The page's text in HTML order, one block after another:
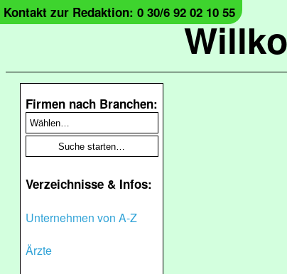
Kontakt zur Redaktion: 0 30/6 92 02 10 55
Firmen nach Branchen:
Verzeichnisse & Infos:
Unternehmen von A-Z
Ärzte